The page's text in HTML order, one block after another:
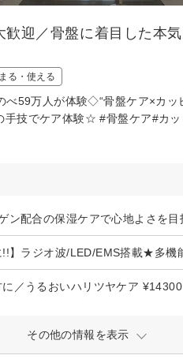
歓迎／骨盤に着目した本
る・使える
59万人が体験◇“骨盤ケア×カ
技でケア体験☆ #骨盤ケア#カ
ン配合の保湿ケアで心地よさを
!!】ラジオ波/LED/EMS搭載★多
に／うるおいハリツヤケア ¥14300
その他の情報を表示